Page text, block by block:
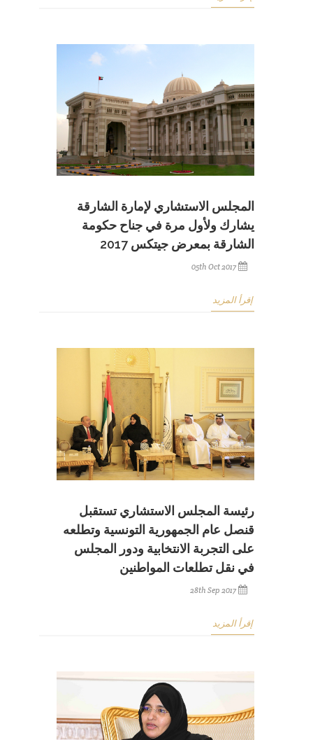
المجلس الاستشاري لإمارة الشارقة
يشارك ولأول مرة في جناح حكومة
الشارقة بمعرض جيتكس 2017
05th Oct 2017
إقرأ المزيد
رئيسة المجلس الاستشاري تستقبل
قنصل عام الجمهورية التونسية وتطلعه
على التجربة الانتخابية ودور المجلس
في نقل تطلعات المواطنين
28th Sep 2017
إقرأ المزيد